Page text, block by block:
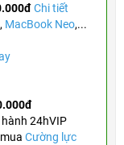
Chi tiết
, MacBook Neo,...
24hVIP
mua Cường lực